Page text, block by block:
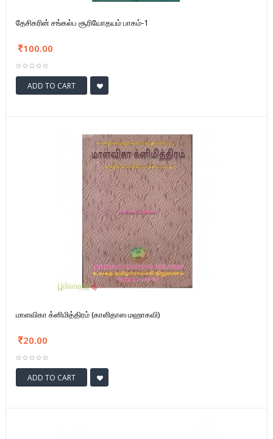
தேசிகரின் சங்கல்ப சூரியோதயம் பாகம்-1
100.00
ADD TO CART
மாளவிகா க்னிமித்திரம் (காளிதாஸ மஹாகவி)
20.00
ADD TO CART